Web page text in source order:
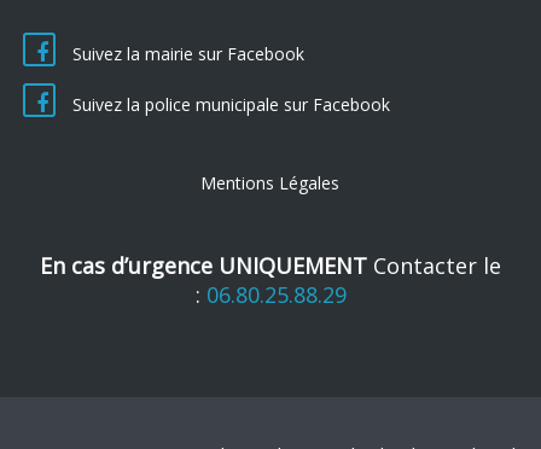
Suivez la mairie sur Facebook
Suivez la police municipale sur Facebook
Mentions Légales
En cas d’urgence UNIQUEMENT Contacter le
: 06.80.25.88.29